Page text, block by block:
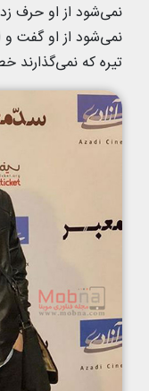
نمی‌شود از او حرف
نمی‌شود از او گفت
تیره که نمی‌گذارند